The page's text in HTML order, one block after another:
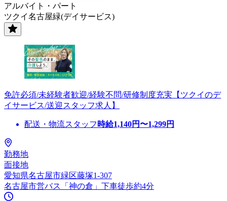
アルバイト・パート
ツクイ名古屋緑(デイサービス)
免許必須/未経験者歓迎/経験不問/研修制度充実【ツクイのデ
イサービス/送迎スタッフ求人】
配送・物流スタッフ 時給1,140円〜1,299円
勤務地
面接地
愛知県名古屋市緑区藤塚1-307
名古屋市営バス「神の倉」下車徒歩約4分